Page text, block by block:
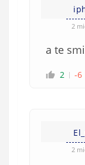
2
a te
2 -6
2